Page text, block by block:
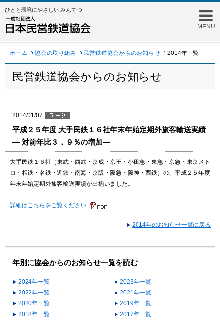
MENU
ひとと環境にやさしい みんてつ
ホーム 協会の取り組み 民営鉄道協会からのお知らせ 2014年一覧
民営鉄道協会からのお知らせ
2014/01/07
平成２５年度 大手民鉄１６社年末年始定期外旅客輸送実績
― 対前年比３．９％の増加―
大手民鉄１６社（東武・西武・京成・京王・小田急・東急・京急・東京メト
ロ・相鉄・名鉄・近鉄・南海・京阪・阪急・阪神・西鉄）の、平成２５年度
年末年始定期外旅客輸送実績が出揃いました。
詳細はこちらをご覧ください
2014年のお知らせ一覧に戻る
年別に協会からのお知らせ一覧を読む
2024年一覧
2023年一覧
2022年一覧
2021年一覧
2020年一覧
2019年一覧
2018年一覧
2017年一覧